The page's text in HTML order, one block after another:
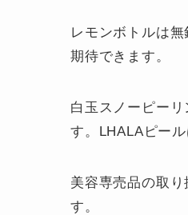
レモンボトルは
期待できます。
白玉スノーピー
す。LHALAピー
美容専売品の取
す。